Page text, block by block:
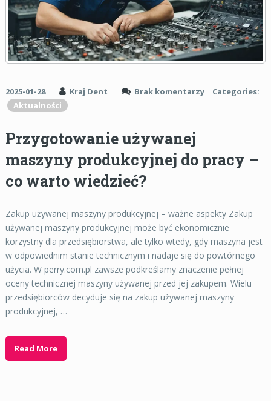
2025-01-28 Kraj Dent Brak komentarzy
Categories:
Aktualności
Przygotowanie używanej
maszyny produkcyjnej do pracy –
co warto wiedzieć?
Zakup używanej maszyny produkcyjnej – ważne aspekty Zakup
używanej maszyny produkcyjnej może być ekonomicznie
korzystny dla przedsiębiorstwa, ale tylko wtedy, gdy maszyna jest
w odpowiednim stanie technicznym i nadaje się do powtórnego
użycia. W perry.com.pl zawsze podkreślamy znaczenie pełnej
oceny technicznej maszyny używanej przed jej zakupem. Wielu
przedsiębiorców decyduje się na zakup używanej maszyny
produkcyjnej, …
Read More